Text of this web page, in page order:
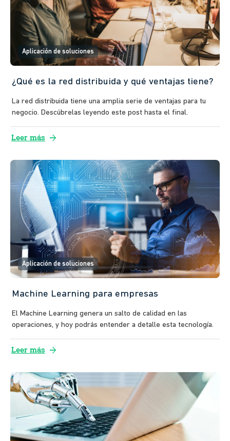
Aplicación de soluciones
¿Qué es la red distribuida y qué ventajas tiene?
La red distribuida tiene una amplia serie de ventajas para tu
negocio. Descúbrelas leyendo este post hasta el final.
Leer más arrow_forward
Aplicación de soluciones
Machine Learning para empresas
El Machine Learning genera un salto de calidad en las
operaciones, y hoy podrás entender a detalle esta tecnología.
Leer más arrow_forward